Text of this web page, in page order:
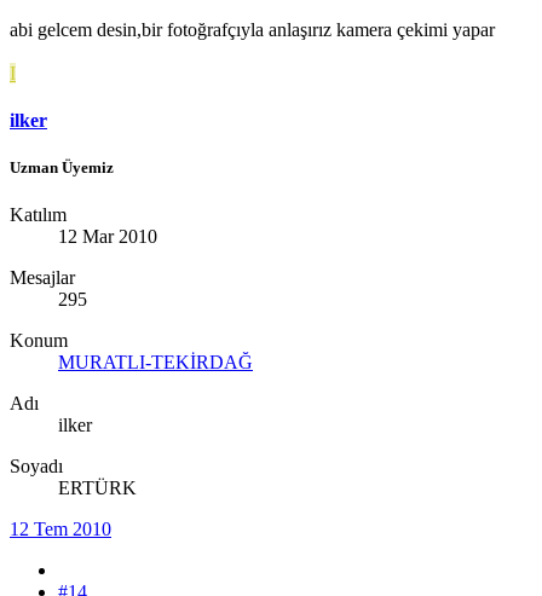
abi gelcem desin,bir fotoğrafçıyla anlaşırız kamera çekimi yapar
I
ilker
Uzman Üyemiz
Katılım
12 Mar 2010
Mesajlar
295
Konum
MURATLI-TEKİRDAĞ
Adı
ilker
Soyadı
ERTÜRK
12 Tem 2010